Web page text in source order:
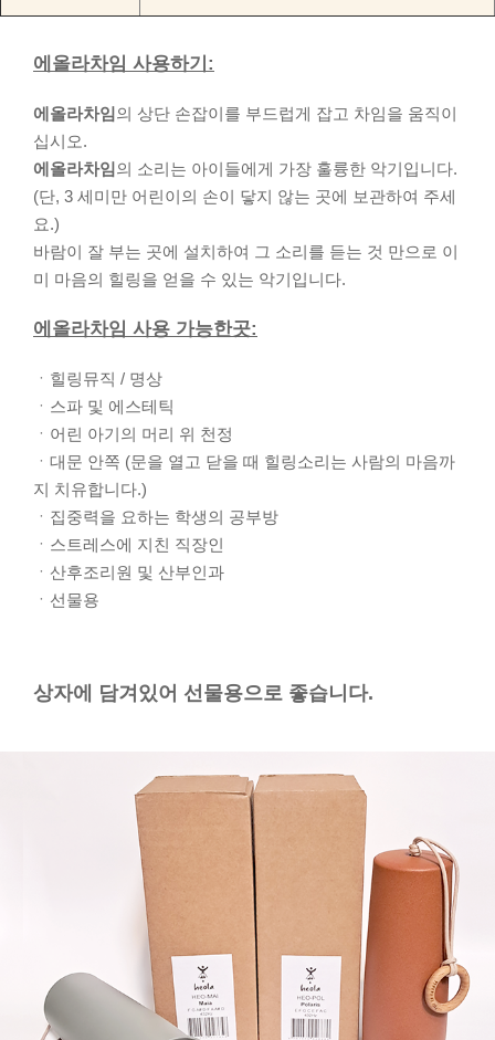
에올라차임 사용하기:
에올라차임 의 상단 손잡이를 부드럽게 잡고 차임을 움직이
십시오.
에올라차임 의 소리는 아이들에게 가장 훌륭한 악기입니다.
(단, 3 세미만 어린이의 손이 닿지 않는 곳에 보관하여 주세
요.)
바람이 잘 부는 곳에 설치하여 그 소리를 듣는 것 만으로 이
미 마음의 힐링을 얻을 수 있는 악기입니다.
에올라차임 사용 가능한곳:
ㆍ힐링뮤직 / 명상
ㆍ스파 및 에스테틱
ㆍ어린 아기의 머리 위 천정
ㆍ대문 안쪽 (문을 열고 닫을 때 힐링소리는 사람의 마음까
지 치유합니다.)
ㆍ집중력을 요하는 학생의 공부방
ㆍ스트레스에 지친 직장인
ㆍ산후조리원 및 산부인과
ㆍ선물용
상자에 담겨있어 선물용으로 좋습니다.